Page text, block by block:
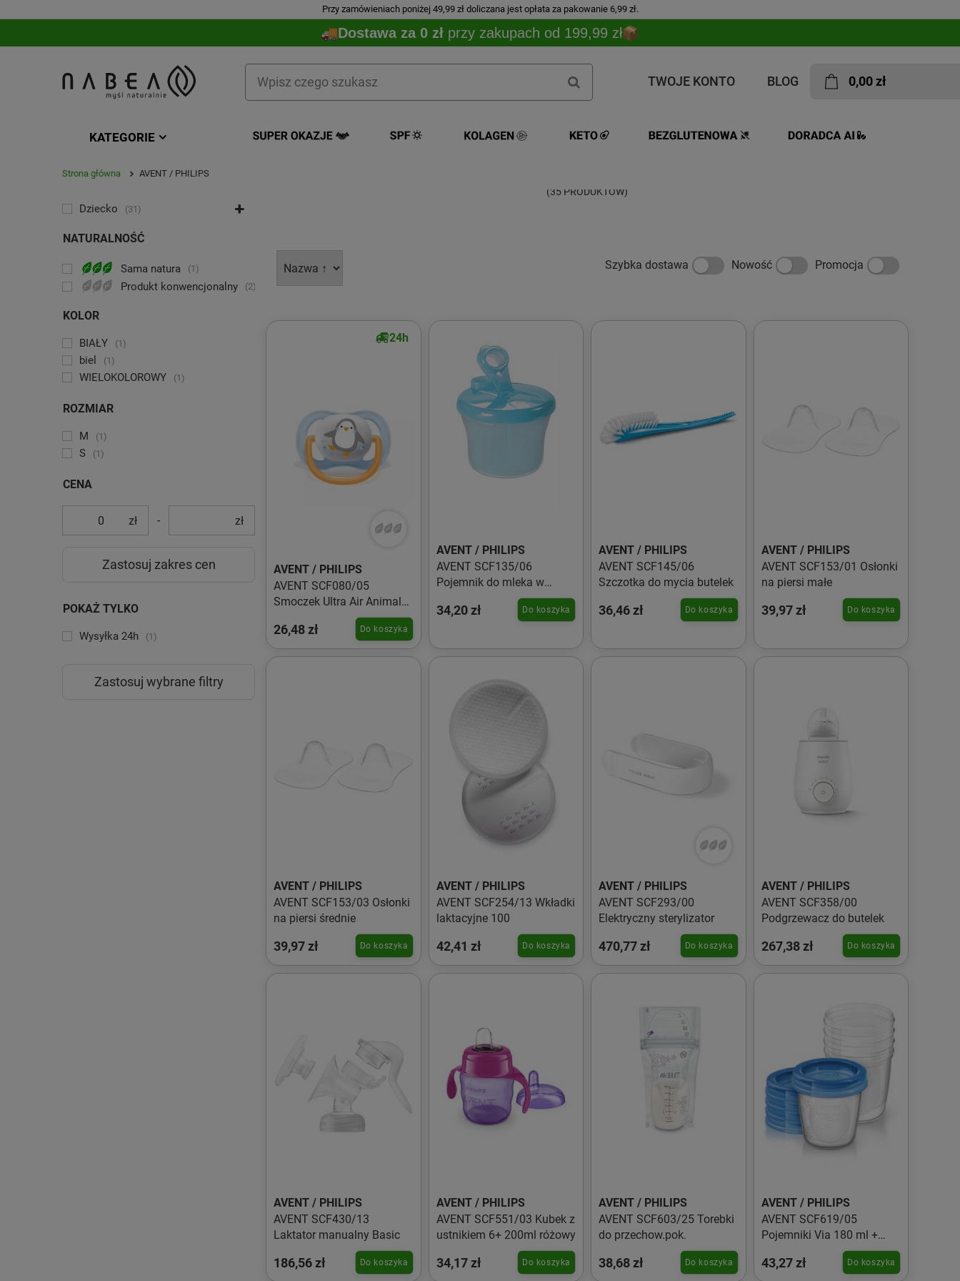
Przy zamówieniach poniżej 49,99 zł doliczana jest opłata za pakowanie 6,99 zł.
Dostawa za 0 zł przy zakupach od 199,99 zł
TWOJE KONTO BLOG 0,00 zł
KATEGORIE
Strona główna AVENT / PHILIPS
KATEGORIA
Dziecko 31
NATURALNOŚĆ
Sama natura 1
Produkt konwencjonalny 2
KOLOR
BIAŁY 1
biel 1
WIELOKOLOROWY 1
ROZMIAR
M 1
S 1
CENA
zł - zł
Zastosuj zakres cen
POKAŻ TYLKO
Wysyłka 24h 1
Zastosuj wybrane filtry
(35 PRODUKTÓW)
Szybka dostawa Nowość Promocja
24h
AVENT / PHILIPS
AVENT SCF080/05
Smoczek Ultra Air Animals
słonik/pingwin
26,48 zł Do koszyka
AVENT / PHILIPS
AVENT SCF135/06
Pojemnik do mleka w
34,20 zł Do koszyka
AVENT / PHILIPS
AVENT SCF145/06
Szczotka do mycia butelek
36,46 zł Do koszyka
AVENT / PHILIPS
AVENT SCF153/01 Osłonki
na piersi małe
39,97 zł Do koszyka
AVENT / PHILIPS
AVENT SCF153/03 Osłonki
na piersi średnie
39,97 zł Do koszyka
AVENT / PHILIPS
AVENT SCF254/13 Wkładki
laktacyjne 100
42,41 zł Do koszyka
AVENT / PHILIPS
AVENT SCF293/00
Elektryczny sterylizator
470,77 zł Do koszyka
AVENT / PHILIPS
AVENT SCF358/00
Podgrzewacz do butelek
267,38 zł Do koszyka
AVENT / PHILIPS
AVENT SCF430/13
Laktator manualny Basic
186,56 zł Do koszyka
AVENT / PHILIPS
AVENT SCF551/03 Kubek z
ustnikiem 6+ 200ml różowy
34,17 zł Do koszyka
AVENT / PHILIPS
AVENT SCF603/25 Torebki
do przechow.pok.
38,68 zł Do koszyka
AVENT / PHILIPS
AVENT SCF619/05
Pojemniki Via 180 ml +
43,27 zł Do koszyka